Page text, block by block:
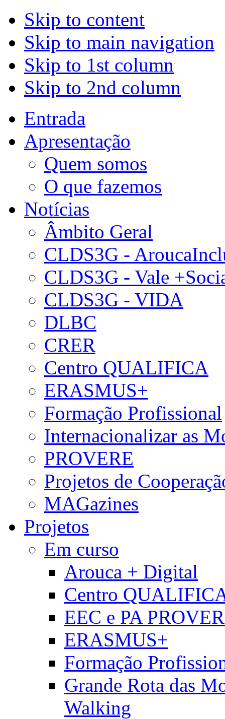
Skip to content
Skip to main navigation
Skip to 1st column
Skip to 2nd column
Entrada
Apresentação
Quem somos
O que fazemos
Notícias
Âmbito Geral
CLDS3G -
CLDS3G - Vale
CLDS3G - VIDA
DLBC
CRER
Centro QUALIFICA
ERASMUS+
Formação Profissional
Internacionalizar as
PROVERE
Projetos de
MAGazines
Projetos
Em curso
Arouca + Digital
Centro
EEC e PA
ERASMUS+
Formação
Grande Rota das
Walking